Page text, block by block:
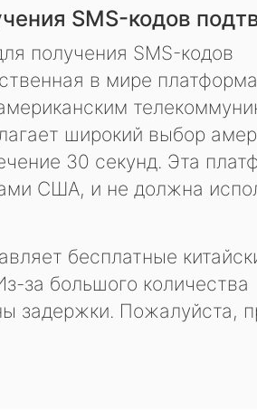
SMS-кодов
получения SMS-кодов
в мире
широкий выбор
30 секунд. Эта
США, и не должна
бесплатные
за большого количества
задержки. Пожалуйста,